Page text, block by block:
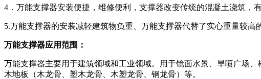
4．万能支撑器安装便捷，维修便利，支撑器改变传统的混凝土浇筑，
5.万能支撑器的安装减轻建筑物负重、万能支撑器代替了实心重量较高
万能支撑器应用范围：
万能支撑器主要用于建筑领域和工业领域。用于镜面水景、旱喷广场
木地板（木龙骨、塑木龙骨、木塑龙骨、钢龙骨）等。